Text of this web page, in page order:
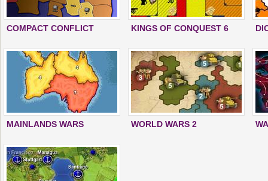
COMPACT CONFLICT KINGS OF CONQUEST 6
MAINLANDS WARS WORLD WARS 2